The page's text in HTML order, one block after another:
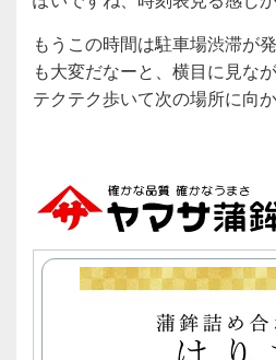
もうこの時間は駐車場渋滞が
も大変だなーと、横目に見な
テクテク歩いて次の場所に向か